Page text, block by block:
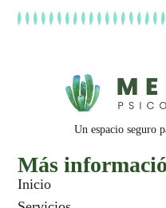
Un espacio seguro
Más
Inicio